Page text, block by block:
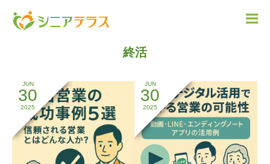
終活
JUN
30
2025
JUN
30
2025